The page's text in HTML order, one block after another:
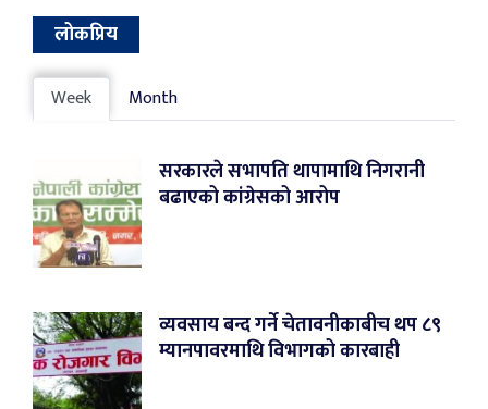
लोकप्रिय
Week Month
सरकारले सभापति थापामाथि निगरानी
बढाएको कांग्रेसको आरोप
व्यवसाय बन्द गर्ने चेतावनीकाबीच थप ८९
म्यानपावरमाथि विभागको कारबाही